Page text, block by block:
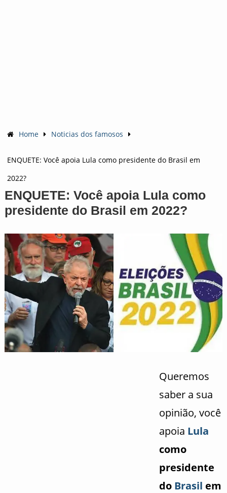
Home Noticias dos famosos
ENQUETE: Você apoia Lula como presidente do Brasil em
2022?
ENQUETE: Você apoia Lula como
presidente do Brasil em 2022?
Queremos
saber a sua
opinião, você
apoia Lula
como
presidente
do Brasil em